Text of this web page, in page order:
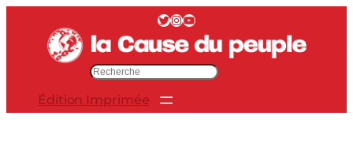
contenu
Twitter InstagramYouTube
Édition Imprimée